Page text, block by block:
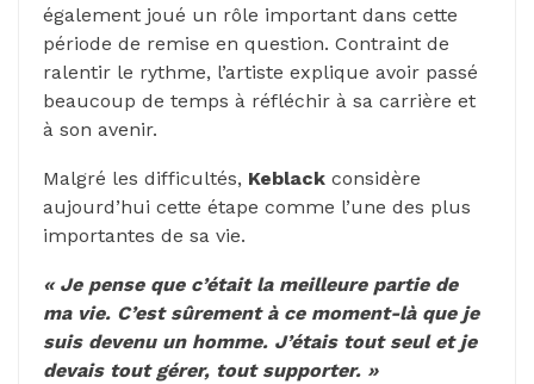
également joué un rôle important dans cette
période de remise en question. Contraint de
ralentir le rythme, l’artiste explique avoir passé
beaucoup de temps à réfléchir à sa carrière et
à son avenir.
Malgré les difficultés, Keblack considère
aujourd’hui cette étape comme l’une des plus
importantes de sa vie.
« Je pense que c’était la meilleure partie de
ma vie. C’est sûrement à ce moment-là que je
suis devenu un homme. J’étais tout seul et je
devais tout gérer, tout supporter. »